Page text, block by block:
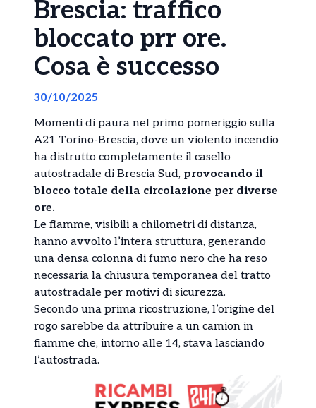
Brescia: traffico
bloccato prr ore.
Cosa è successo
30/10/2025
Momenti di paura nel primo pomeriggio sulla
A21 Torino-Brescia, dove un violento incendio
ha distrutto completamente il casello
autostradale di Brescia Sud, provocando il
blocco totale della circolazione per diverse
ore.
Le fiamme, visibili a chilometri di distanza,
hanno avvolto l’intera struttura, generando
una densa colonna di fumo nero che ha reso
necessaria la chiusura temporanea del tratto
autostradale per motivi di sicurezza.
Secondo una prima ricostruzione, l’origine del
rogo sarebbe da attribuire a un camion in
fiamme che, intorno alle 14, stava lasciando
l’autostrada.